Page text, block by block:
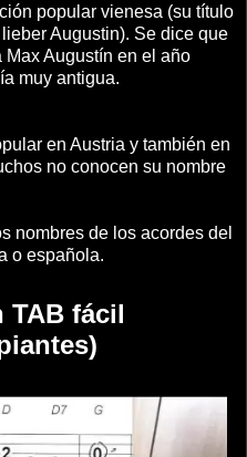
popular vienesa (su título
Augustin). Se dice que
Augustín en el año
muy antigua.
en Austria y también en
no conocen su nombre
nombres de los acordes del
o española.
TAB fácil